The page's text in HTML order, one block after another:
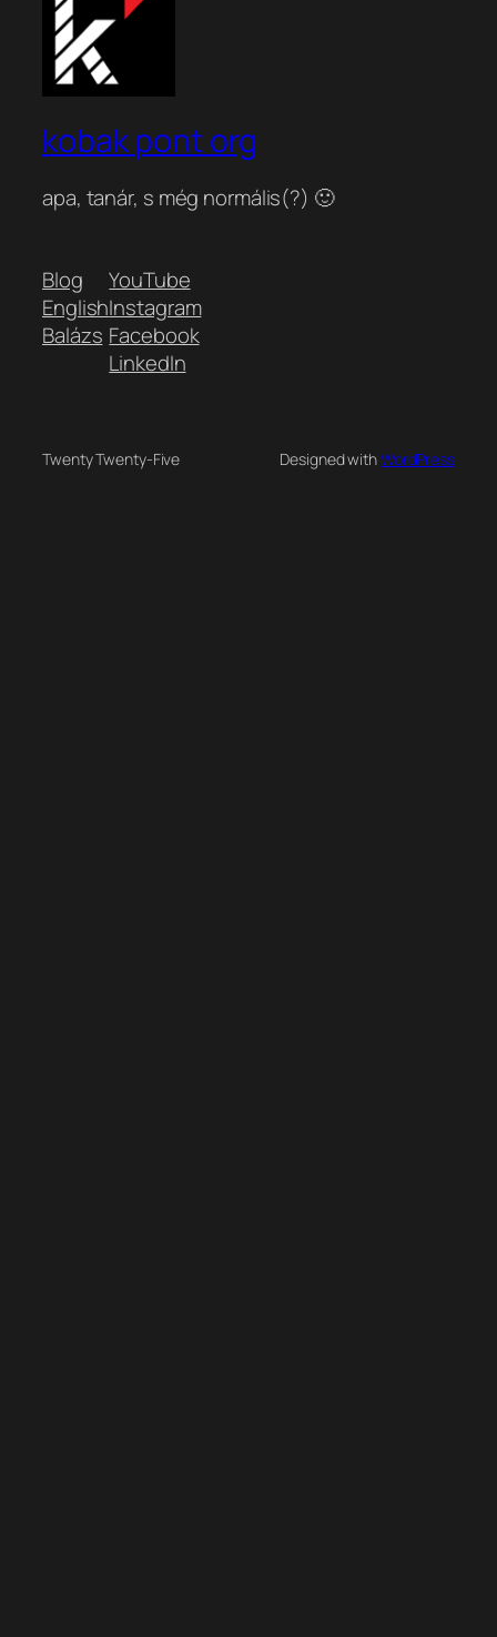
kobak pont org
apa, tanár, s még normális(?) 🙂
Blog
English
Balázs
YouTube
Instagram
Facebook
LinkedIn
Twenty Twenty-Five Designed withWordPress